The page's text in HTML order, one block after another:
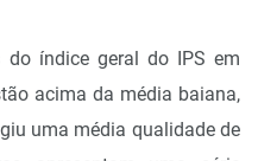
do índice geral do IPS em
acima da média baiana,
uma média qualidade de